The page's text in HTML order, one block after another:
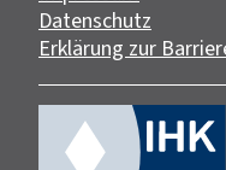
Datenschutz
Erklärung zur